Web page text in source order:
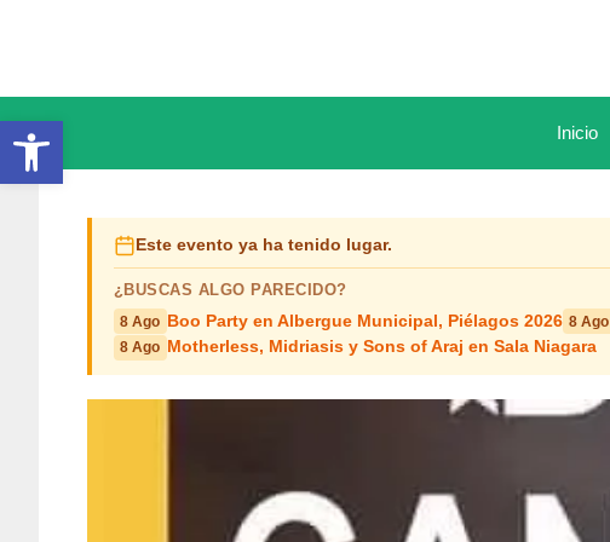
Abrir barra de herramientas Inicio
Este evento ya ha tenido lugar.
¿BUSCAS ALGO PARECIDO?
8 Ago Boo Party en Albergue Municipal, Piélagos 2026 8 Ago
8 Ago Motherless, Midriasis y Sons of Araj en Sala Niagara